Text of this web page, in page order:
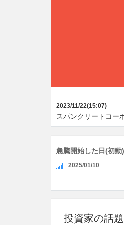
2023/11/22(15:07)
スパンクリートコー
急騰開始した日(初動)
2025/01/10
投資家の話